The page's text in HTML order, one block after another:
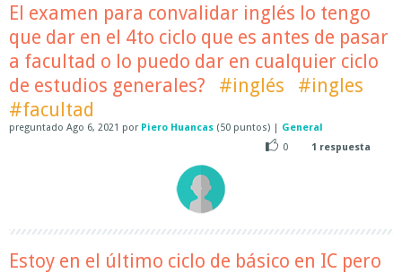
El examen para convalidar inglés lo tengo
que dar en el 4to ciclo que es antes de pasar
a facultad o lo puedo dar en cualquier ciclo
de estudios generales?
#inglés
#ingles
#facultad
preguntado Ago 6, 2021 por Piero Huancas (50 puntos) | General
0
1 respuesta
Estoy en el último ciclo de básico en IC pero